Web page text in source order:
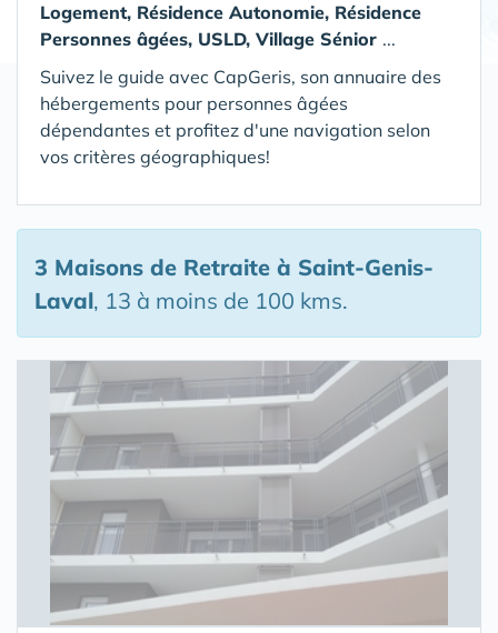
Logement, Résidence Autonomie, Résidence
Personnes âgées, USLD, Village Sénior ...
Suivez le guide avec CapGeris, son annuaire des
hébergements pour personnes âgées
dépendantes et profitez d'une navigation selon
vos critères géographiques!
3 Maisons de Retraite à Saint-Genis-
Laval, 13 à moins de 100 kms.